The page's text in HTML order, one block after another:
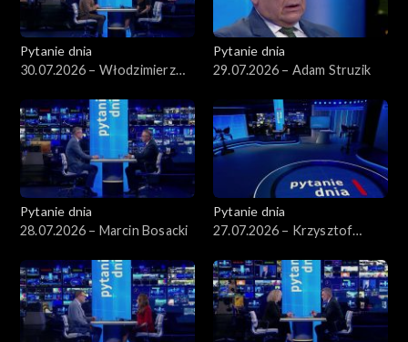
Pytanie dnia
30.07.2026 – Włodzimierz
Pytanie dnia
29.07.2026 – Adam Struzik
Pytanie dnia
28.07.2026 – Marcin Bosacki
Pytanie dnia
27.07.2026 – Krzysztof